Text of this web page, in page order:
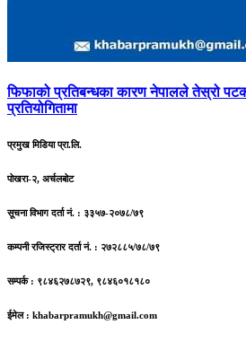
फिफाकोप्रतिबन्धका कारण नेपालले तेस्रो पटक
प्रतियोगितामा
प्रमुख मिडिया प्रा.लि.
पोखरा-२, अर्चलबोट
सूचना विभाग दर्ता नं. : ३३५७-२०७८/७९
कम्पनी रजिस्ट्रार दर्ता नं. : २७२८८५/७८/७९
सम्पर्क : ९८४६२७८७२९, ९८४६०१८१८०
ईमेल : khabarpramukh@gmail.com